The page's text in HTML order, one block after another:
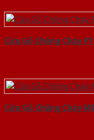
Cửa Gỗ Chống Cháy
Cửa Gỗ Chống Cháy